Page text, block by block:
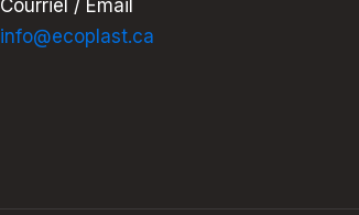
Courriel / Email
info@ecoplast.ca